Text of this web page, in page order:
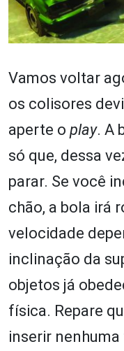
Vamos voltar
os colisores
aperte o play. A
só que, dessa
parar. Se você
chão, a bola irá
velocidade
inclinação da
objetos já
física. Repare
inserir